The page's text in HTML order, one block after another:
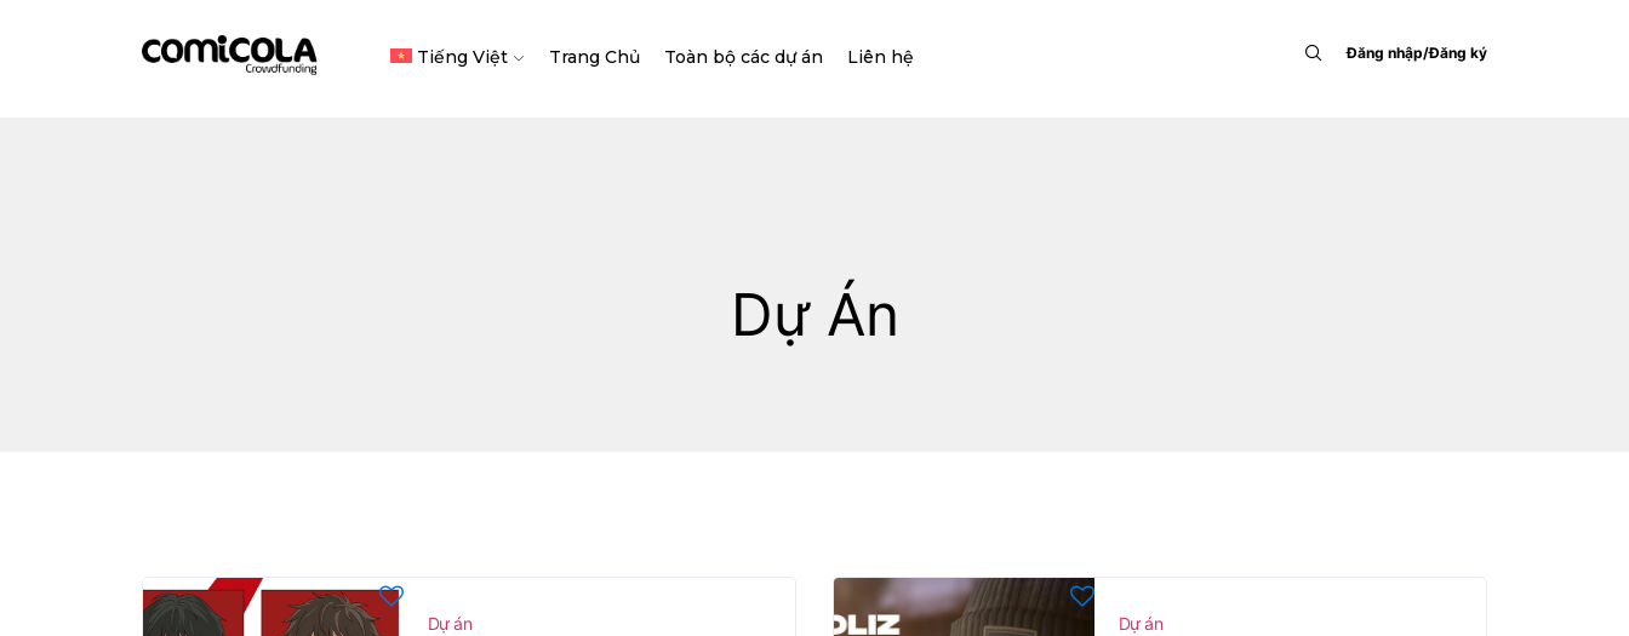
Tiếng Việt Trang Chủ Toàn bộ các dự án Liên hệ Đăng nhập/Đăng ký
Dự Án
Dự án Dự án